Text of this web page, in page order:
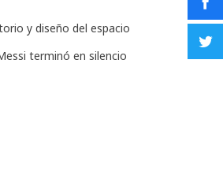
y diseño del espacio
terminó en silencio